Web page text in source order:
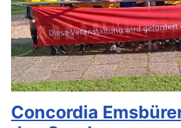
Concordia